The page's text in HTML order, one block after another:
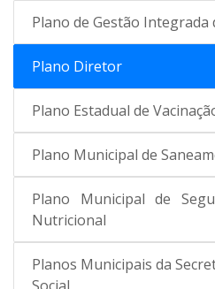
Plano de Gestão Integrada
Plano Diretor
Plano Estadual de
Plano Municipal de
Plano Municipal de
Nutricional
Planos Municipais da